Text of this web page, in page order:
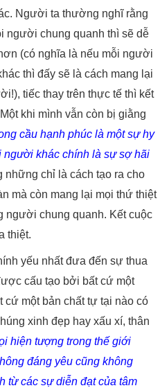
Người ta thường nghĩ rằng
người chung quanh thì sẽ dễ
(có nghĩa là nếu mỗi người
thì đấy sẽ là cách mang lại
tiếc thay trên thực tế thì kết
khi mình vẫn còn bị giằng
cầu hạnh phúc là một sự hy
người khác chính là sự sợ hãi
những chỉ là cách tạo ra cho
mà còn mang lại mọi thứ thiệt
người chung quanh. Kết cuộc
thiệt.
yếu nhất đưa đến sự thua
cấu tạo bởi bất cứ một
một bản chất tự tại nào có
xinh đẹp hay xấu xí, thân
hiện tượng trong thế giới
đáng yêu cũng không
từ các sự diễn đạt của tâm